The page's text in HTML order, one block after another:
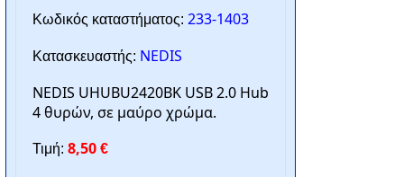
Κωδικός καταστήματος: 233-1403
Κατασκευαστής: NEDIS
NEDIS UHUBU2420BK USB 2.0 Hub
4 θυρών, σε μαύρο χρώμα.
Τιμή: 8,50 €